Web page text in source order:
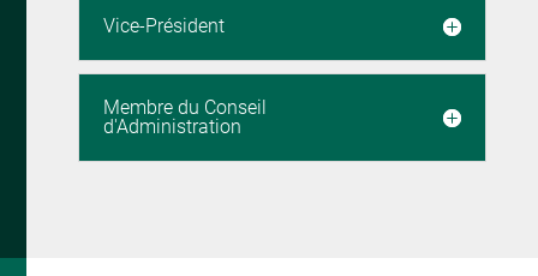
Vice-Président
Membre du Conseil
d'Administration